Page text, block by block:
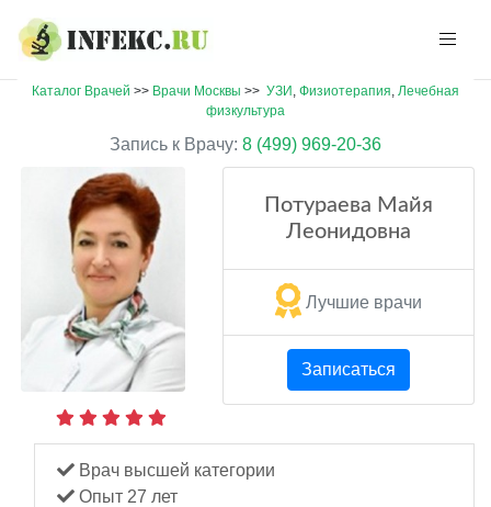
Каталог Врачей >> Врачи Москвы >> УЗИ , Физиотерапия, Лечебная
физкультура
Запись к Врачу: 8 (499) 969-20-36
Потураева Майя
Леонидовна
Лучшие врачи
Записаться
Врач высшей категории
Опыт 27 лет